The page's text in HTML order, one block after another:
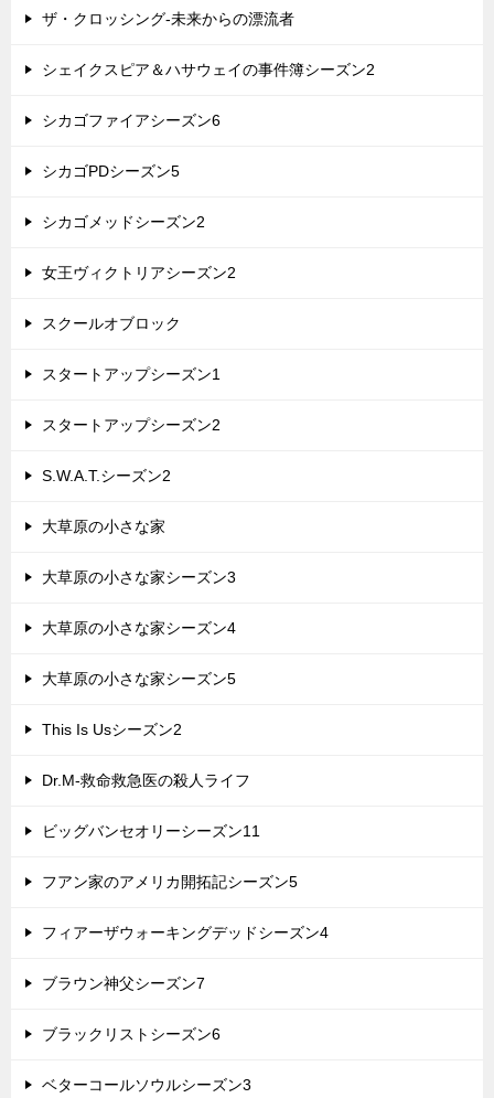
ザ・クロッシング-未来からの漂流者
シェイクスピア＆ハサウェイの事件簿シーズン2
シカゴファイアシーズン6
シカゴPDシーズン5
シカゴメッドシーズン2
女王ヴィクトリアシーズン2
スクールオブロック
スタートアップシーズン1
スタートアップシーズン2
S.W.A.T.シーズン2
大草原の小さな家
大草原の小さな家シーズン3
大草原の小さな家シーズン4
大草原の小さな家シーズン5
This Is Usシーズン2
Dr.M-救命救急医の殺人ライフ
ビッグバンセオリーシーズン11
フアン家のアメリカ開拓記シーズン5
フィアーザウォーキングデッドシーズン4
ブラウン神父シーズン7
ブラックリストシーズン6
ベターコールソウルシーズン3